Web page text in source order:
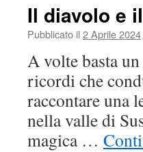
Il diavolo e
Pubblicato il 2 Aprile 2024
A volte basta
ricordi che
raccontare una
nella valle di
magica …